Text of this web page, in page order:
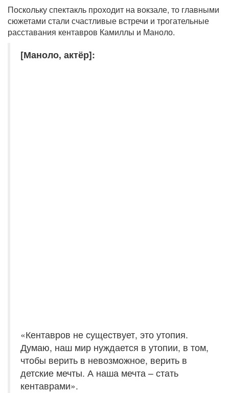
Поскольку спектакль проходит на вокзале, то главными
сюжетами стали счастливые встречи и трогательные
расставания кентавров Камиллы и Маноло.
[Маноло, актёр]:
«Кентавров не существует, это утопия.
Думаю, наш мир нуждается в утопии, в том,
чтобы верить в невозможное, верить в
детские мечты. А наша мечта – стать
кентаврами».